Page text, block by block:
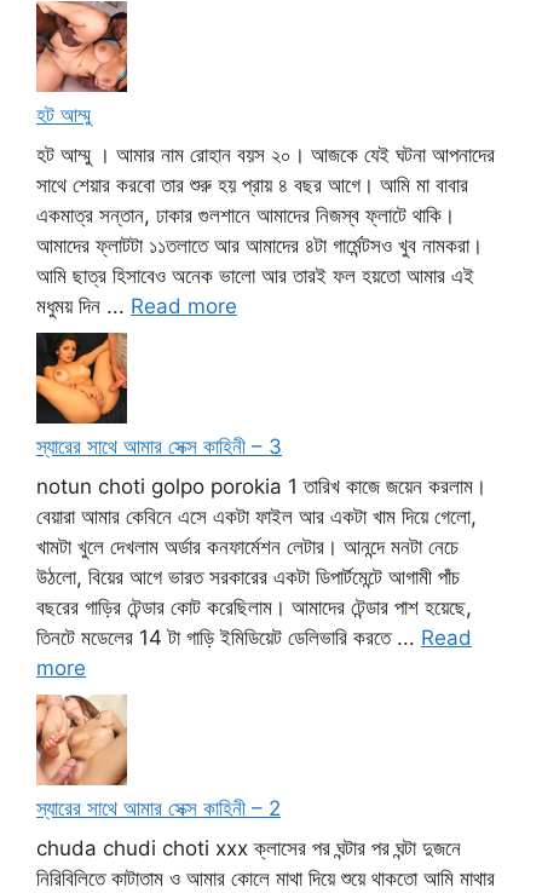
হট আম্মু
হট আম্মু । আমার নাম রোহান বয়স ২০। আজকে যেই ঘটনা আপনাদের
সাথে শেয়ার করবো তার শুরু হয় প্রায় ৪ বছর আগে। আমি মা বাবার
একমাত্র সন্তান, ঢাকার গুলশানে আমাদের নিজস্ব ফ্লাটে থাকি।
আমাদের ফ্লাটটা ১১তলাতে আর আমাদের ৪টা গার্মেন্টসও খুব নামকরা।
আমি ছাত্র হিসাবেও অনেক ভালো আর তারই ফল হয়তো আমার এই
মধুময় দিন ... Read more
স্যারের সাথে আমার সেক্স কাহিনী – 3
notun choti golpo porokia 1 তারিখ কাজে জয়েন করলাম।
বেয়ারা আমার কেবিনে এসে একটা ফাইল আর একটা খাম দিয়ে গেলো,
খামটা খুলে দেখলাম অর্ডার কনফার্মেশন লেটার। আনন্দে মনটা নেচে
উঠলো, বিয়ের আগে ভারত সরকারের একটা ডিপার্টমেন্টে আগামী পাঁচ
বছরের গাড়ির টেন্ডার কোট করেছিলাম। আমাদের টেন্ডার পাশ হয়েছে,
তিনটে মডেলের 14 টা গাড়ি ইমিডিয়েট ডেলিভারি করতে ... Read
more
স্যারের সাথে আমার সেক্স কাহিনী – 2
chuda chudi choti xxx ক্লাসের পর ঘন্টার পর ঘন্টা দুজনে
নিরিবিলিতে কাটাতাম ও আমার কোলে মাথা দিয়ে শুয়ে থাকতো আমি মাথার